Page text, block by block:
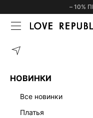
– 10%
НОВИНКИ
все новинки
платья
ГЛАВНАЯ